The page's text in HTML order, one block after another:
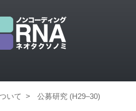
いて > 公募研究 (H29–30)